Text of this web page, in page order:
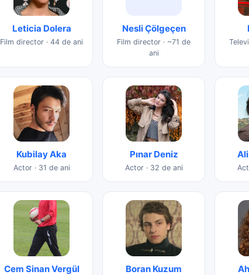
Leticia Dolera
Film director · 44 de ani
Nesli Çölgeçen
Film director · ~71 de
ani
Kubilay Aka
Actor · 31 de ani
Pınar Deniz
Actor · 32 de ani
Cem Sinan Vergül Boran Kuzum